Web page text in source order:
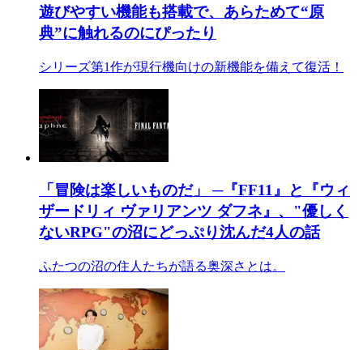
遊びやすい機能も搭載で、あらためて“原
典”に触れるのにぴったり
シリーズ第1作が現行機向けの新機能を備えて復活！
「冒険は楽しいものだ」 ─『FF11』と『ウィ
ザードリィ ヴァリアンツ ダフネ』、"優しく
ないRPG"の沼にどっぷり沈んだ4人の話
ふたつの沼の住人たちが語る奥深さとは。